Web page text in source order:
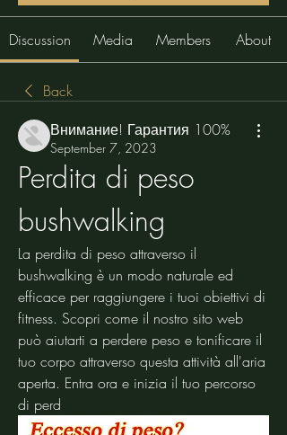
Discussion Media Members About
Back
Внимание! Гарантия 100%
September 7, 2023
Perdita di peso
bushwalking
La perdita di peso attraverso il
bushwalking è un modo naturale ed
efficace per raggiungere i tuoi obiettivi di
fitness. Scopri come il nostro sito web
può aiutarti a perdere peso e tonificare il
tuo corpo attraverso questa attività all'aria
aperta. Entra ora e inizia il tuo percorso
di perd